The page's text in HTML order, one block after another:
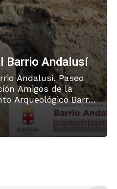
Barrio Andalusí
Andalusí. Paseo
Amigos de la
Arqueológico Barrio